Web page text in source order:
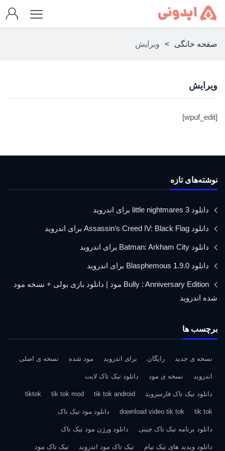
صفحه خانگی > ویرایش
ویرایش
[wpuf_edit]
نوشته‌های تازه
دانلود little nightmares 3 برای اندروید
دانلود Assassin’s Creed IV: Black Flag برای اندروید
دانلود Batman: Arkham City برای اندروید
دانلود Blasphemous 1.9.0 برای اندروید
Bully : Anniversary Edition مود | دانلود بازی بولی + نسخه مود
شده اندروید
برچسب ها
نسخه ی جدید رایگان برای اندروید مود شده نسخه ی اصلی
اندروید نسخه ی مود دانلود تیک تاک لایت
دانلود تیک تاک فارسروید tik tok android
tik tok mod
tiktok
tik tok
download video tik tok دانلود مود تیک تاک
دانلود برنامه تیک تاک چینی دانلود ورژن مود تیک تاک
دانلود ویدید های تیک تیام تیک تاک مود اندروید تیک تاک مود